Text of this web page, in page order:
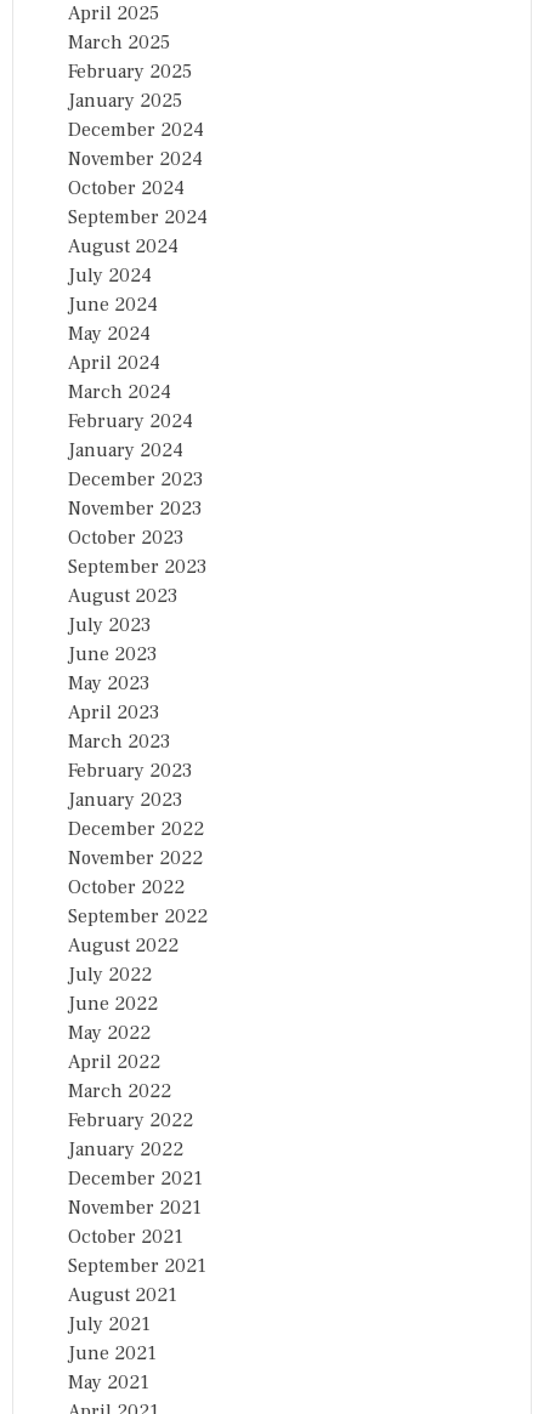
April 2025
March 2025
February 2025
January 2025
December 2024
November 2024
October 2024
September 2024
August 2024
July 2024
June 2024
May 2024
April 2024
March 2024
February 2024
January 2024
December 2023
November 2023
October 2023
September 2023
August 2023
July 2023
June 2023
May 2023
April 2023
March 2023
February 2023
January 2023
December 2022
November 2022
October 2022
September 2022
August 2022
July 2022
June 2022
May 2022
April 2022
March 2022
February 2022
January 2022
December 2021
November 2021
October 2021
September 2021
August 2021
July 2021
June 2021
May 2021